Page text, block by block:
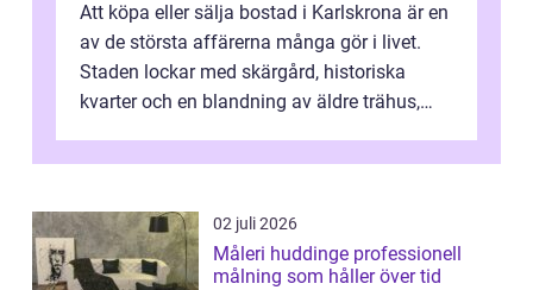
Att köpa eller sälja bostad i Karlskrona är en
av de största affärerna många gör i livet.
Staden lockar med skärgård, historiska
kvarter och en blandning av äldre trähus,
02 juli 2026
Måleri huddinge professionell
målning som håller över tid